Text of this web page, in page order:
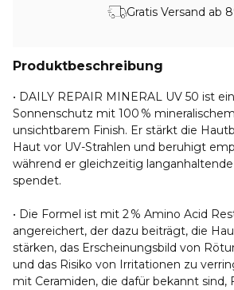
Gratis Versand ab
Produktbeschreibung
• DAILY REPAIR MINERAL UV 50 ist
Sonnenschutz mit 100 %
unsichtbarem Finish. Er stärkt die
Haut vor UV-Strahlen und beruhigt
während er gleichzeitig
spendet.
• Die Formel ist mit 2 % Amino Acid
angereichert, der dazu beiträgt, die
stärken, das Erscheinungsbild von
und das Risiko von Irritationen zu
mit Ceramiden, die dafür bekannt